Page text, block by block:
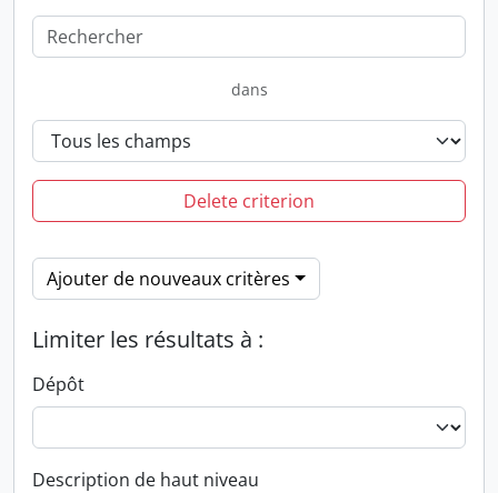
dans
Delete criterion
Ajouter de nouveaux critères
Limiter les résultats à :
Dépôt
Description de haut niveau